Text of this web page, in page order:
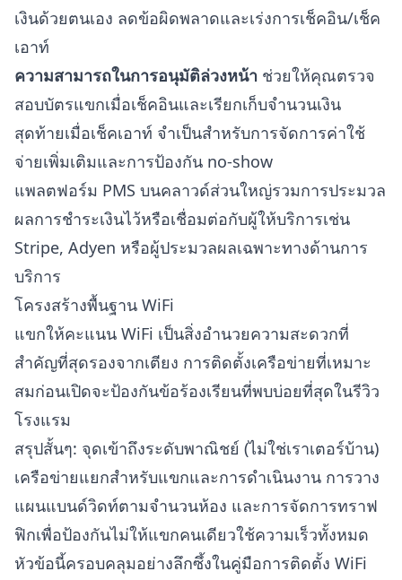
เงินด้วยตนเอง ลดข้อผิดพลาดและเร่งการเช็คอิน/เช็ค
เอาท์
ความสามารถในการอนุมัติล่วงหน้า ช่วยให้คุณตรวจ
สอบบัตรแขกเมื่อเช็คอินและเรียกเก็บจำนวนเงิน
สุดท้ายเมื่อเช็คเอาท์ จำเป็นสำหรับการจัดการค่าใช้
จ่ายเพิ่มเติมและการป้องกัน no-show
แพลตฟอร์ม PMS บนคลาวด์ส่วนใหญ่รวมการประมวล
ผลการชำระเงินไว้หรือเชื่อมต่อกับผู้ให้บริการเช่น
Stripe, Adyen หรือผู้ประมวลผลเฉพาะทางด้านการ
บริการ
โครงสร้างพื้นฐาน WiFi
แขกให้คะแนน WiFi เป็นสิ่งอำนวยความสะดวกที่
สำคัญที่สุดรองจากเตียง การติดตั้งเครือข่ายที่เหมาะ
สมก่อนเปิดจะป้องกันข้อร้องเรียนที่พบบ่อยที่สุดในรีวิว
โรงแรม
สรุปสั้นๆ: จุดเข้าถึงระดับพาณิชย์ (ไม่ใช่เราเตอร์บ้าน)
เครือข่ายแยกสำหรับแขกและการดำเนินงาน การวาง
แผนแบนด์วิดท์ตามจำนวนห้อง และการจัดการทราฟ
ฟิกเพื่อป้องกันไม่ให้แขกคนเดียวใช้ความเร็วทั้งหมด
หัวข้อนี้ครอบคลุมอย่างลึกซึ้งในคู่มือการติดตั้ง WiFi